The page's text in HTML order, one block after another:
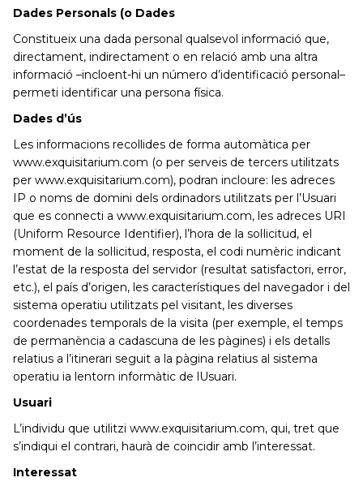
Dades Personals (o Dades
Constitueix una dada personal qualsevol informació que,
directament, indirectament o en relació amb una altra
informació –incloent-hi un número d’identificació personal–
permeti identificar una persona física.
Dades d’ús
Les informacions recollides de forma automàtica per
www.exquisitarium.com (o per serveis de tercers utilitzats
per www.exquisitarium.com), podran incloure: les adreces
IP o noms de domini dels ordinadors utilitzats per l’Usuari
que es connecti a www.exquisitarium.com, les adreces URI
(Uniform Resource Identifier), l’hora de la sol·licitud, el
moment de la sol·licitud, resposta, el codi numèric indicant
l’estat de la resposta del servidor (resultat satisfactori, error,
etc.), el país d’origen, les característiques del navegador i del
sistema operatiu utilitzats pel visitant, les diverses
coordenades temporals de la visita (per exemple, el temps
de permanència a cadascuna de les pàgines) i els detalls
relatius a l’itinerari seguit a la pàgina relatius al sistema
operatiu ia lentorn informàtic de lUsuari.
Usuari
L’individu que utilitzi www.exquisitarium.com, qui, tret que
s’indiqui el contrari, haurà de coincidir amb l’interessat.
Interessat